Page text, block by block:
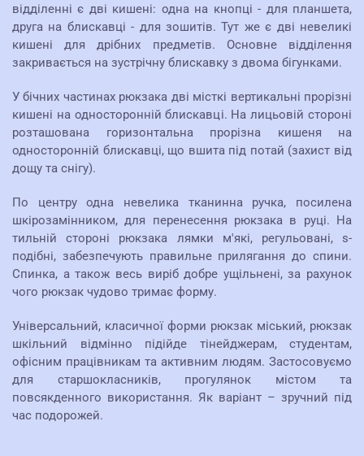
відділенні є дві кишені: одна на кнопці - для планшета,
друга на блискавці - для зошитів. Тут же є дві невеликі
кишені для дрібних предметів. Основне відділення
закривається на зустрічну блискавку з двома бігунками.
У бічних частинах рюкзака дві місткі вертикальні прорізні
кишені на односторонній блискавці. На лицьовій стороні
розташована горизонтальна прорізна кишеня на
односторонній блискавці, що вшита під потай (захист від
дощу та снігу).
По центру одна невелика тканинна ручка, посилена
шкірозамінником, для перенесення рюкзака в руці. На
тильній стороні рюкзака лямки м'які, регульовані, s-
подібні, забезпечують правильне прилягання до спини.
Спинка, а також весь виріб добре ущільнені, за рахунок
чого рюкзак чудово тримає форму.
Універсальний, класичної форми рюкзак міський, рюкзак
шкільний відмінно підійде тінейджерам, студентам,
офісним працівникам та активним людям. Застосовуємо
для старшокласників, прогулянок містом та
повсякденного використання. Як варіант – зручний під
час подорожей.